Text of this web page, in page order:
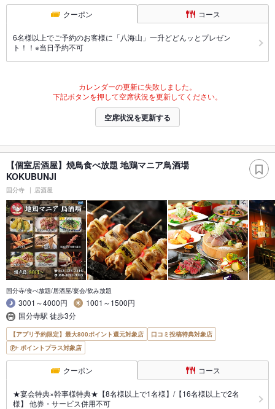
クーポン コース
6名様以上でご予約のお客様に「八海山」一升どどんッとプレゼン
ト！！※当日予約不可
カレンダーの更新に失敗しました。
下記ボタンを押して空席状況を更新してください。
空席状況を更新する
【個室居酒屋】焼鳥食べ放題 地鶏マニア鳥酒場
KOKUBUNJI
国分寺 居酒屋
国分寺/食べ放題/居酒屋/宴会/飲み放題
3001～4000円
1001～1500円
国分寺駅 徒歩3分
【アプリ予約限定】最大800ポイント還元対象店
口コミ投稿特典対象店
ポイントプラス対象店
クーポン コース
★宴会特典×幹事様特典★【8名様以上で1名様】/【16名様以上で2名
様】 他券・サービス併用不可